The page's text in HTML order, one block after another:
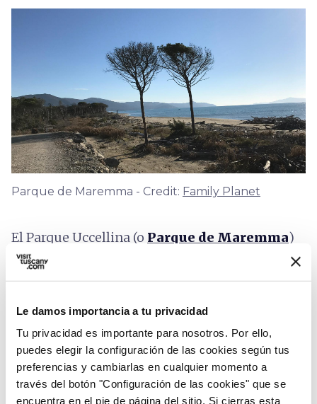
Le damos importancia a tu privacidad
Tu privacidad es importante para nosotros. Por ello,
puedes elegir la configuración de las cookies según tus
preferencias y cambiarlas en cualquier momento a
través del botón "Configuración de las cookies" que se
encuentra en el pie de página del sitio. Si cierras esta
Parque de Maremma - Credit: Family Planet
El Parque Uccellina (o Parque de Maremma)
es realmente muy vasto, extendiéndose por 25
kilómetros, desde Principina a Mare hasta
familias con niños se puede hacer uno de
los más fáciles
(sendero de la Fauna y Forestal
A5-A6) que permite en 2 horas de caminata
hacer un bonito recorrido dentro del parque,